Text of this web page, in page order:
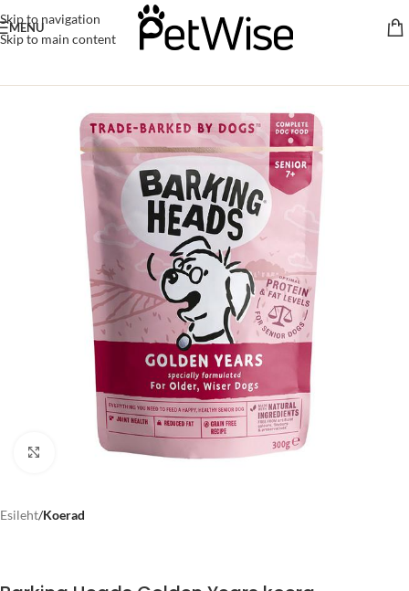
Skip to navigation
Skip to main content
MENU
Click to enlarge
Esileht Koerad